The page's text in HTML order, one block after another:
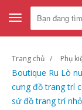
Toggle
navigation
Trang chủ Phụ
Boutique Ru Lò
cưng đồ trang trí
sứ đồ trang trí